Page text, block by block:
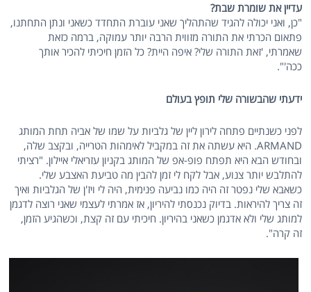
עדיין את שומרת שבת?
"כן, ואני יכולה להגיד שהתהליך שאני עוברת התחדד כשאני ונתן התחתנו,
פתאום הכרתי את התורה מזווית הרבה יותר עמוקה, ברמה כזאת
שאמרתי, 'זאת התורה שלי? איפה היית? כל הזמן חיכיתי להכיר אותך
ככה'".
ידעתי שהבשורה שלי תופץ בעולם
לפני כשנתיים פתחה לירון ליין של גלביות על שמו של אביה תחת המותג
ARMAND. היא עשתה את זה במקביל לאימהות הטרייה, ובקצב שלה,
ובחודש הבא היא תפתח פופ-אפ של המותג בקניון עזריאלי איילון. "רציתי
להתלבש יותר צנוע, אבל לקח לי זמן להבין מה טביעת האצבע שלי.
כשאבא שלי נפטר זה היה כמו נביעה פנימית, היה לי ויז'ן של הגלביות ואיך
זה צריך להיראות. בדיוק נכנסתי להיריון, אז אמרתי לעצמי שאני רוצה לדגמן
למותג שלי ולא אדגמן כשאני בהיריון. חיכיתי עם זה קצת, וכשהגיע הזמן,
זה קרה".